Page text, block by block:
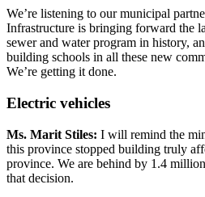
We’re listening to our municipal
Infrastructure is bringing forward the
sewer and water program in history,
building schools in all these new
We’re getting it done.
Electric vehicles
Ms. Marit Stiles: I will remind the
this province stopped building truly
province. We are behind by 1.4
that decision.